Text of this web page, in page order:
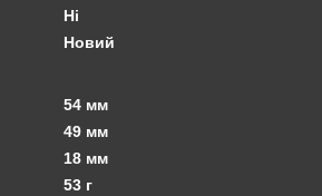
Ні
Новий
54 мм
49 мм
18 мм
53 г